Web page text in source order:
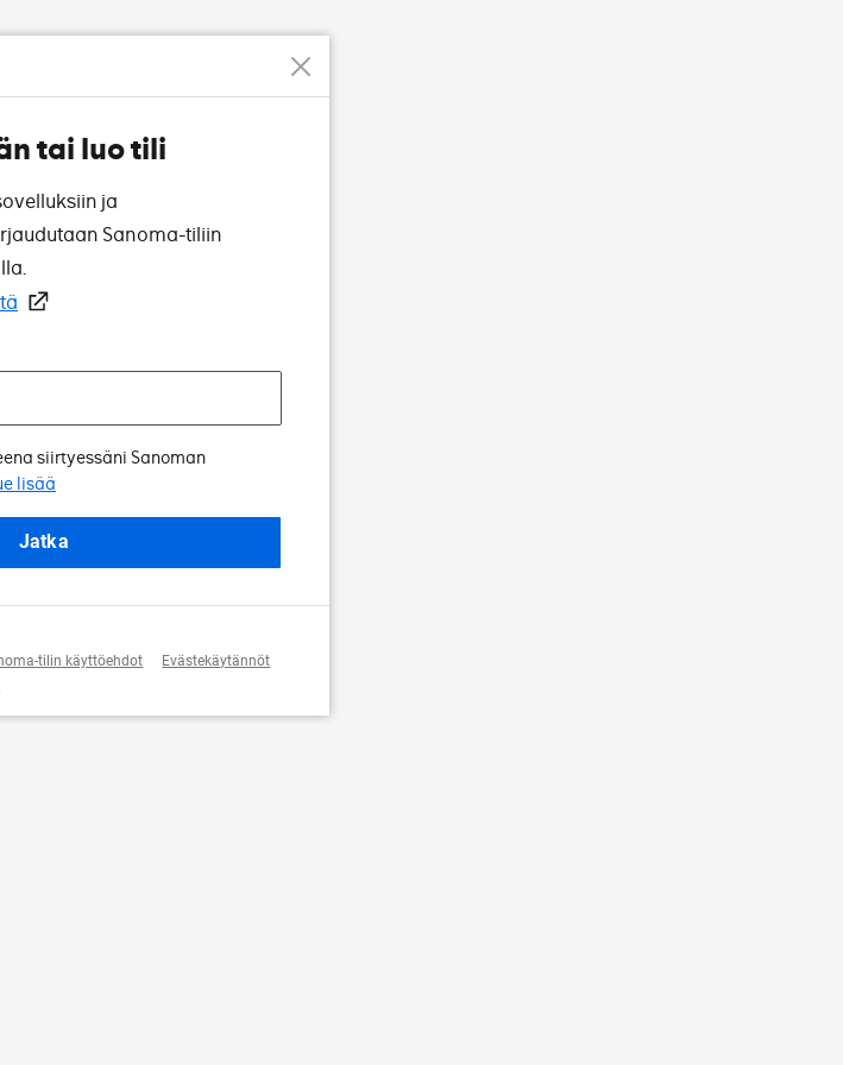
tai luo tili
ja
Sanoma-tiliin
siirtyessäni Sanoman
lisää
Jatka
tilin käyttöehdot
Evästekäytännöt